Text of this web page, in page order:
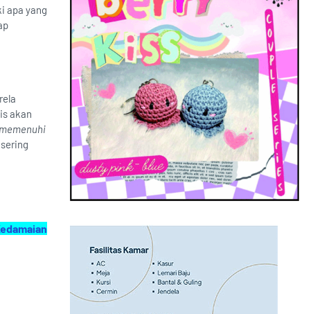
apa yang
akan